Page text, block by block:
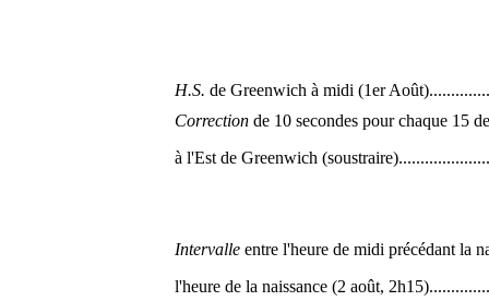
H.S. de Greenwich à midi (1er
Correctionde 10 secondes pour chaque 15
à l'Est de Greenwich
Intervalleentre l'heure de midi précédant la
l'heure de la naissance (2 août,